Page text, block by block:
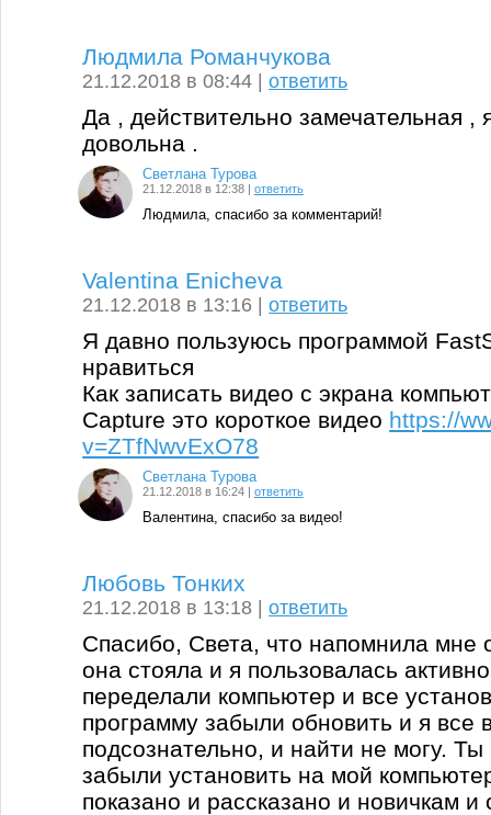
Людмила Романчукова
21.12.2018 в 08:44 |ответить
Да , действительно замечательная
довольна .
Светлана Турова
21.12.2018 в 12:38 | ответить
Людмила, спасибо за комментарий!
Valentina Enicheva
21.12.2018 в 13:16 |ответить
Я давно пользуюсь программой
нравиться
Как записать видео с экрана
Capture это короткое видео https://
v=ZTfNwvExO78
Светлана Турова
21.12.2018 в 16:24 | ответить
Валентина, спасибо за видео!
Любовь Тонких
21.12.2018 в 13:18 |ответить
Спасибо, Света, что напомнила мне
она стояла и я пользовалась
переделали компьютер и все
программу забыли обновить и я все
подсознательно, и найти не могу.
забыли установить на мой
показано и рассказано и новичкам и